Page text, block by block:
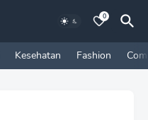
0
Kesehatan Fashion